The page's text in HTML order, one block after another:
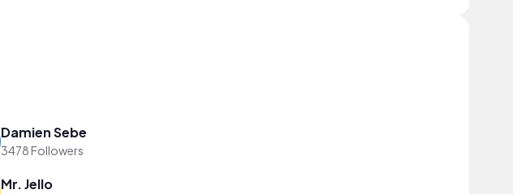
Damien Sebe
3478 Followers
Mr. Jello